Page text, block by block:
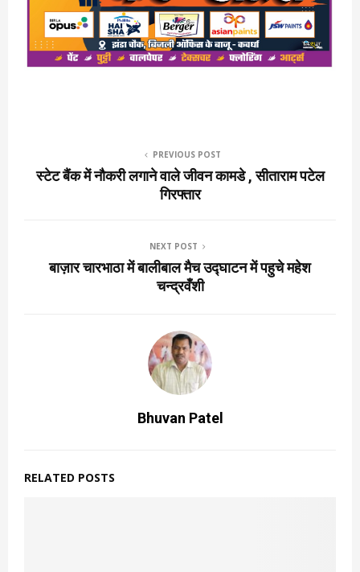
PREVIOUS POST
स्टेट बैंक में नौकरी लगाने वाले जीवन कामडे , सीताराम पटेल
गिरफ्तार
NEXT POST
बाज़ार चारभाठा में बालीबाल मैच उद्घाटन में पहुचे महेश
चन्द्रवँशी
Bhuvan Patel
RELATED POSTS